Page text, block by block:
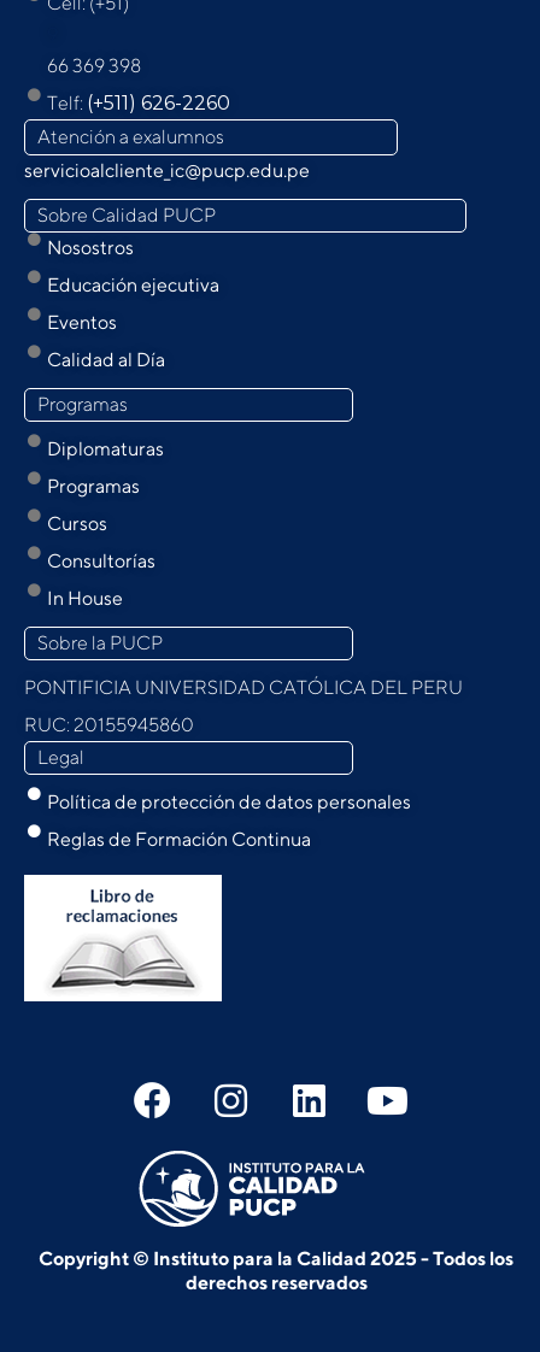
66 369 398
Telf: (+511) 626-2260
Atención a exalumnos
servicioalcliente_ic@pucp.edu.pe
Sobre Calidad PUCP
Nosostros
Educación ejecutiva
Eventos
Calidad al Día
Programas
Diplomaturas
Programas
Cursos
Consultorías
In House
Sobre la PUCP
PONTIFICIA UNIVERSIDAD CATÓLICA DEL PERU
RUC: 20155945860
Legal
Política de protección de datos personales
Reglas de Formación Continua
Copyright © Instituto para la Calidad 2025 - Todos los
derechos reservados